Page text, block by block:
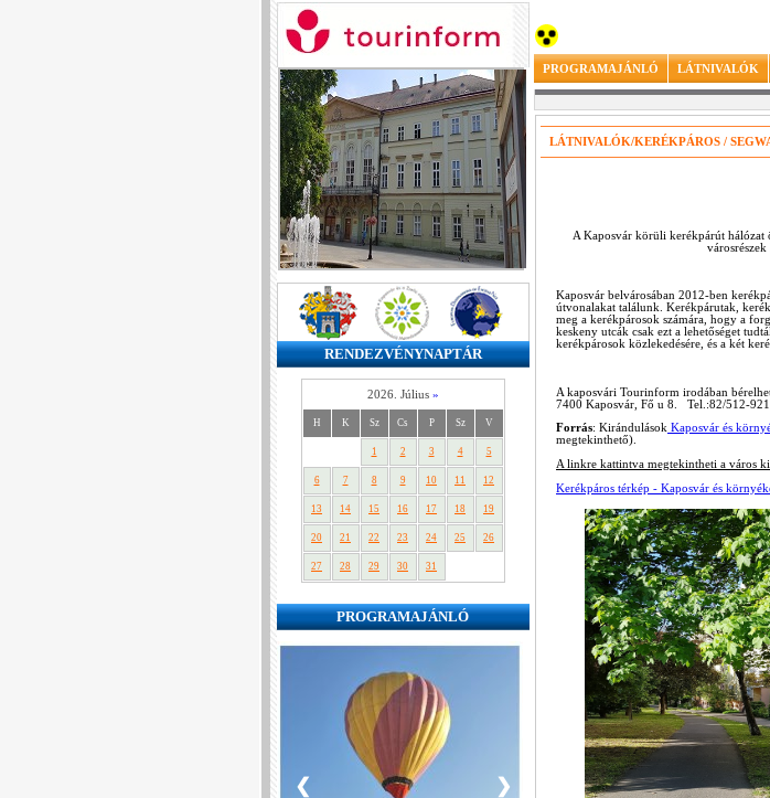
RENDEZVÉNYNAPTÁR
2026. Július »
H K Sz Cs P Sz V
1 2 3 4 5
6 7 8 9 10 11 12
13 14 15 16 17 18 19
20 21 22 23 24 25 26
27 28 29 30 31
PROGRAMAJÁNLÓ
❮ ❯
PROGRAMAJÁNLÓ LÁTNIVALÓK
LÁTNIVALÓK/KERÉKPÁROS /
A Kaposvár körüli kerékpárút hálózat
Kaposvár belvárosában 2012-ben
útvonalakat találunk. Kerékpárutak,
meg a kerékpárosok számára, hogy a
keskeny utcák csak ezt a lehetőséget
kerékpárosok közlekedésére, és a két
A kaposvári Tourinform irodában
7400 Kaposvár, Fő u 8. Tel.:82/512-921
Forrás: Kirándulások Kaposvár és
megtekinthető).
A linkre kattintva megtekintheti a város
Kerékpáros térkép - Kaposvár és